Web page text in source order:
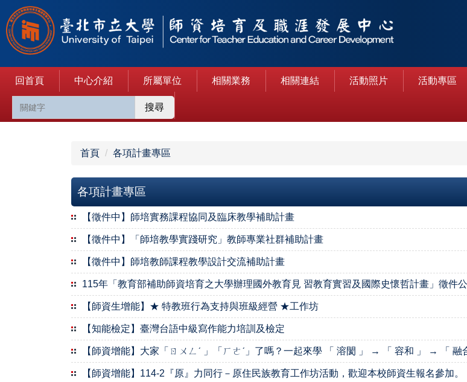
跳
到
主
要
內
區
回首頁 中心介紹 所屬單位 相關業務 相關連結 活動照片 活動專區
搜尋
首頁 各項計畫專區
各項計畫專區
【徵件中】師培實務課程協同及臨床教學補助計畫
【徵件中】「師培教學實踐研究」教師專業社群補助計畫
【徵件中】師培教師課程教學設計交流補助計畫
115年「教育部補助師資培育之大學辦理國外教育見 習教育實習及國際史懷哲計畫」徵件
【師資生增能】★ 特教班行為支持與班級經營 ★工作坊
【知能檢定】臺灣台語中級寫作能力培訓及檢定
【師資增能】大家「ㄖㄨㄥˊ 」「ㄏㄜˊ」了嗎？一起來學 「 溶閡 」 → 「 容和 」 → 「
【師資增能】114-2『原』力同行－原住民族教育工作坊活動，歡迎本校師資生報名參加。